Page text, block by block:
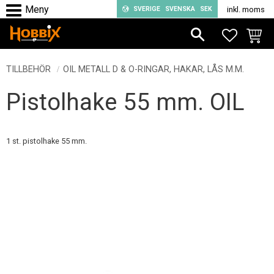
Meny
SVERIGE SVENSKA SEK inkl. moms
TILLBEHÖR OIL METALL D & O-RINGAR, HAKAR, LÅS M.M.
Pistolhake 55 mm. OIL
1 st. pistolhake 55 mm.